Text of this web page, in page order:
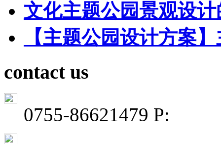
文化主题公园景观设计
【主题公园设计方案
contact us
0755-86621479 P: